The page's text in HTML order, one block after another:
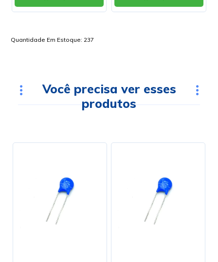
Quantidade Em Estoque: 237
Você precisa ver esses
produtos